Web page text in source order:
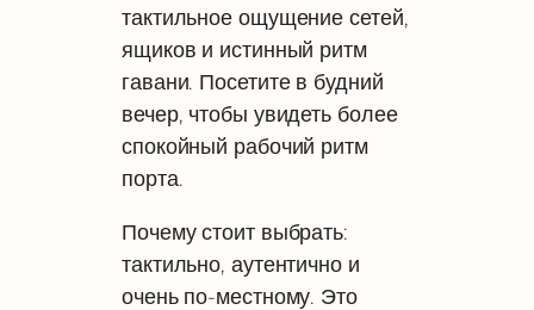
тактильное ощущение сетей,
ящиков и истинный ритм
гавани. Посетите в будний
вечер, чтобы увидеть более
спокойный рабочий ритм
порта.
Почему стоит выбрать:
тактильно, аутентично и
очень по-местному. Это